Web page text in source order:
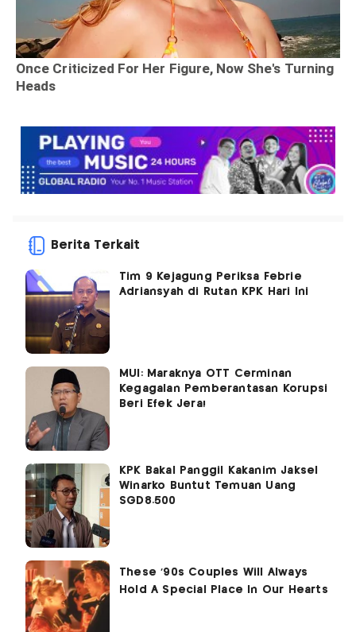
Berita Terkait
Tim 9 Kejagung Periksa Febrie
Adriansyah di Rutan KPK Hari Ini
MUI: Maraknya OTT Cerminan
Kegagalan Pemberantasan Korupsi
Beri Efek Jera!
KPK Bakal Panggil Kakanim Jaksel
Winarko Buntut Temuan Uang
SGD8.500